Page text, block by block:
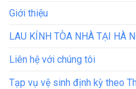
Giới thiệu
LAU KÍNH TÒA NHÀ TẠI HÀ
Liên hệ với chúng tôi
Tạp vụ vệ sinh định kỳ theo